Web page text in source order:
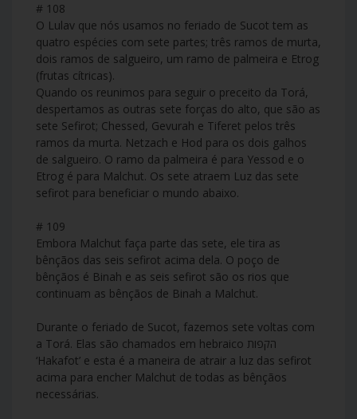
# 108
O Lulav que nós usamos no feriado de Sucot tem as
quatro espécies com sete partes; três ramos de murta,
dois ramos de salgueiro, um ramo de palmeira e Etrog
(frutas cítricas).
Quando os reunimos para seguir o preceito da Torá,
despertamos as outras sete forças do alto, que são as
sete Sefirot; Chessed, Gevurah e Tiferet pelos três
ramos da murta. Netzach e Hod para os dois galhos
de salgueiro. O ramo da palmeira é para Yessod e o
Etrog é para Malchut. Os sete atraem Luz das sete
sefirot para beneficiar o mundo abaixo.
# 109
Embora Malchut faça parte das sete, ele tira as
bênçãos das seis sefirot acima dela. O poço de
bênçãos é Binah e as seis sefirot são os rios que
continuam as bênçãos de Binah a Malchut.
Durante o feriado de Sucot, fazemos sete voltas com
a Torá. Elas são chamados em hebraico הקפות
‘Hakafot’ e esta é a maneira de atrair a luz das sefirot
acima para encher Malchut de todas as bênçãos
necessárias.